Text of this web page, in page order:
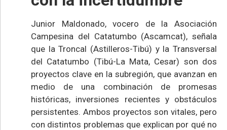
Junior Maldonado, vocero de la Asociación
Campesina del Catatumbo (Ascamcat), señala
que la Troncal (Astilleros-Tibú) y la Transversal
del Catatumbo (Tibú-La Mata, Cesar) son dos
proyectos clave en la subregión, que avanzan en
medio de una combinación de promesas
históricas, inversiones recientes y obstáculos
persistentes. Ambos proyectos son vitales, pero
con distintos problemas que explican por qué no